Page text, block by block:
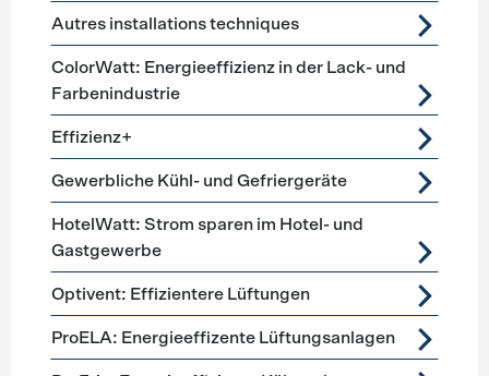
Autres installations techniques
ColorWatt: Energieeffizienz in der Lack- und
Farbenindustrie
Effizienz+
Gewerbliche Kühl- und Gefriergeräte
HotelWatt: Strom sparen im Hotel- und
Gastgewerbe
Optivent: Effizientere Lüftungen
ProELA: Energieeffizente Lüftungsanlagen